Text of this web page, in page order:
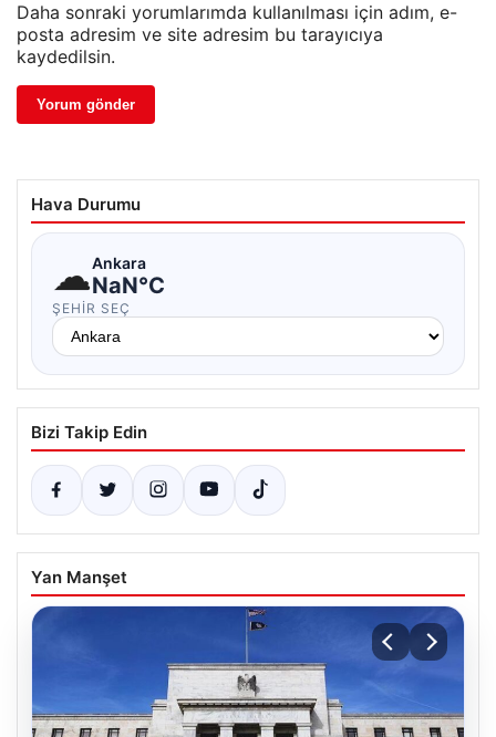
Daha sonraki yorumlarımda kullanılması için adım, e-
posta adresim ve site adresim bu tarayıcıya
kaydedilsin.
Hava Durumu
☁Ankara
NaN°C
ŞEHIR SEÇ
Bizi Takip Edin
Yan Manşet